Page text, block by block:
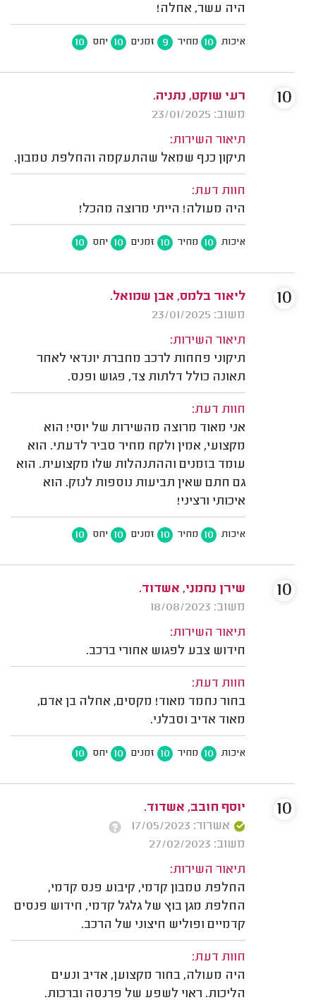
היה עשר, אחלה!
איכות 10 מחיר 9 זמנים 10 יחס 10
רעי שוקט, נתניה.
משוב: 23/01/2025
תיאור השירות:
תיקון כנף שמאל שהתעקמה והחלפת טמבון.
חוות דעת:
היה מעולה! הייתי מרוצה מהכל!
איכות 10 מחיר 10 זמנים 10 יחס 10
10
ליאור בלמס, אבן שמואל.
משוב: 23/01/2025
תיאור השירות:
תיקוני פחחות לרכב מחברת יונדאי לאחר
תאונה כולל דלתות צד, פגוש ופנס.
חוות דעת:
אני מאוד מרוצה מהשירות של יוסי! הוא
מקצועי, אמין ולקח מחיר סביר לדעתי. הוא
עומד בזמנים וההתנהלות שלו מקצועית. הוא
גם חתם שאין תביעות נוספות לנזק. הוא
איכותי ורציני!
איכות 10 מחיר 10 זמנים 10 יחס 10
10
שירן נחמני, אשדוד.
משוב: 18/08/2023
תיאור השירות:
חידוש צבע לפגוש אחורי ברכב.
חוות דעת:
בחור נחמד מאוד! מקסים, אחלה בן אדם,
מאוד אדיב וסבלני.
איכות 10 מחיר 10 זמנים 10 יחס 10
10
יוסף חובב, אשדוד.
אשרור: 17/05/2023
משוב: 27/02/2023
תיאור השירות:
החלפת טמבון קדמי, קיבוע פנס קדמי,
החלפת מגן בוץ של גלגל קדמי, חידוש פנסים
קדמיים ופוליש חיצוני של הרכב.
חוות דעת:
היה מעולה, בחור מקצוען, אדיב ונעים
הליכות. ראוי לשפע של פרנסה וברכות.
10